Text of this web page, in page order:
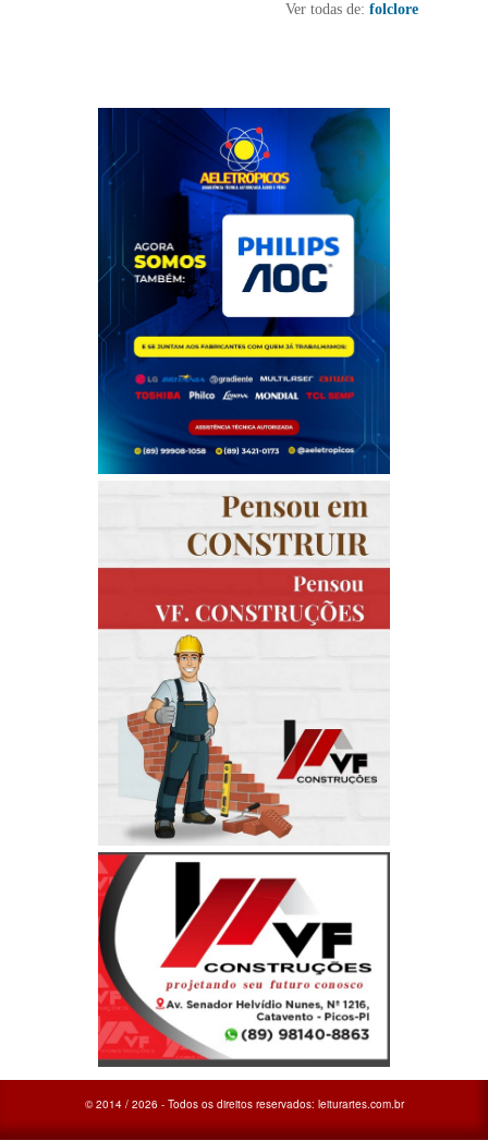
Ver todas de: folclore
© 2014 / 2026 - Todos os direitos reservados: leiturartes.com.br